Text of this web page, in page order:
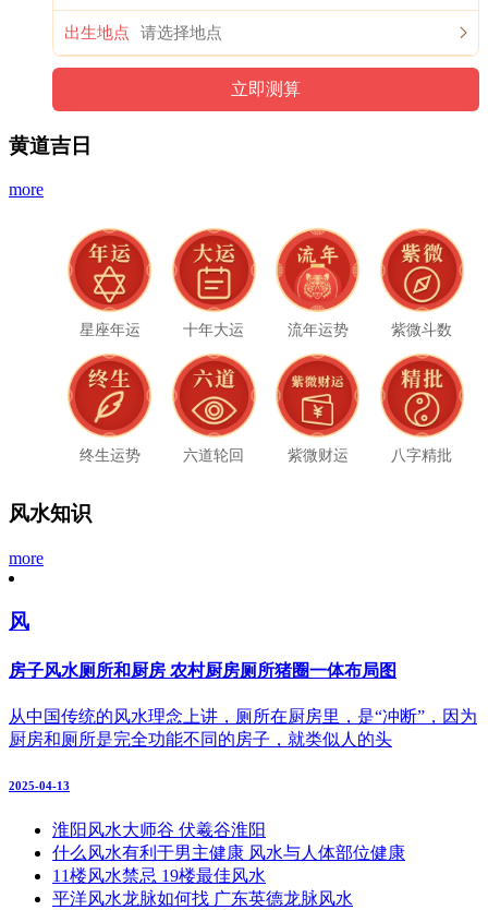
出生地点
黄道吉日
more
星座年运 十年大运 流年运势 紫微斗数
终生运势 六道轮回 紫微财运 八字精批
风水知识
more
风
房子风水厕所和厨房 农村厨房厕所猪圈一体布局图
从中国传统的风水理念上讲，厕所在厨房里，是“冲断”，因为
厨房和厕所是完全功能不同的房子，就类似人的头
2025-04-13
淮阳风水大师谷 伏羲谷淮阳
什么风水有利于男主健康 风水与人体部位健康
11楼风水禁忌 19楼最佳风水
平洋风水龙脉如何找 广东英德龙脉风水